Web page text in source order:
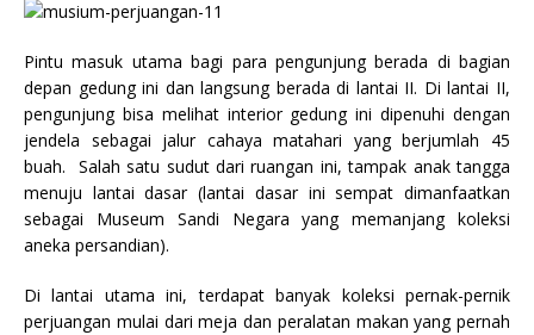
Pintu masuk utama bagi para pengunjung berada di bagian
depan gedung ini dan langsung berada di lantai II. Di lantai II,
pengunjung bisa melihat interior gedung ini dipenuhi dengan
jendela sebagai jalur cahaya matahari yang berjumlah 45
buah. Salah satu sudut dari ruangan ini, tampak anak tangga
menuju lantai dasar (lantai dasar ini sempat dimanfaatkan
sebagai Museum Sandi Negara yang memanjang koleksi
aneka persandian).
Di lantai utama ini, terdapat banyak koleksi pernak-pernik
perjuangan mulai dari meja dan peralatan makan yang pernah